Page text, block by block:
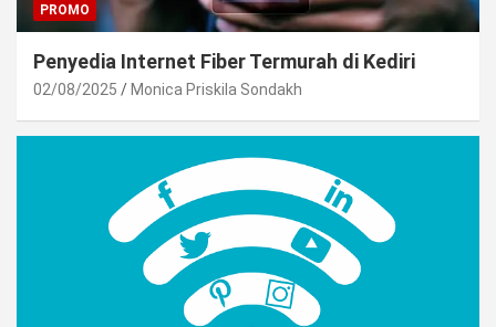
PROMO
Penyedia Internet Fiber Termurah di Kediri
02/08/2025 Monica Priskila Sondakh